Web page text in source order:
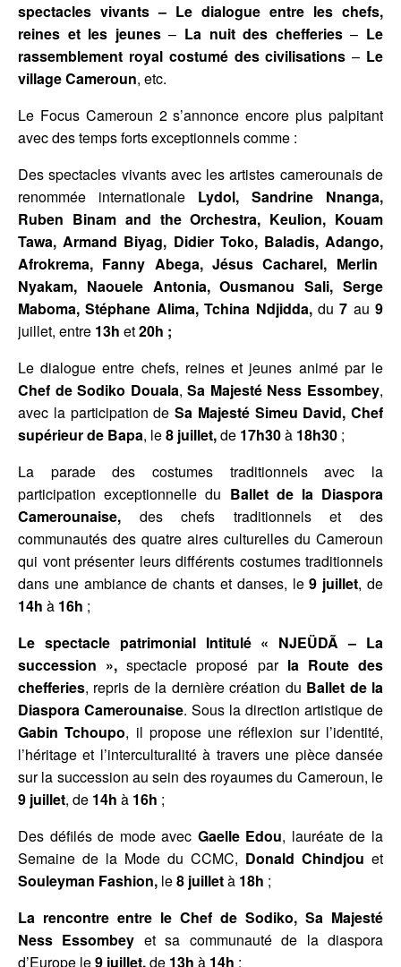
spectacles vivants – Le dialogue entre les chefs,
reines et les jeunes– La nuit des chefferies– Le
rassemblement royal costumé des civilisations– Le
village Cameroun, etc.
Le Focus Cameroun 2 s’annonce encore plus palpitant
avec des temps forts exceptionnels comme :
Des spectacles vivants avec les artistes camerounais de
renommée internationale Lydol, Sandrine Nnanga,
Ruben Binam and the Orchestra, Keulion, Kouam
Tawa, Armand Biyag, Didier Toko, Baladis, Adango,
Afrokrema, Fanny Abega, Jésus Cacharel, Merlin
Nyakam, Naouele Antonia, Ousmanou Sali, Serge
Maboma, Stéphane Alima, Tchina Ndjidda, du 7 au 9
juillet, entre 13h et20h ;
Le dialogue entre chefs, reines et jeunes animé par le
Chef de Sodiko Douala,Sa Majesté Ness Essombey,
avec la participation de Sa Majesté Simeu David, Chef
supérieur de Bapa, le8 juillet,de 17h30à 18h30 ;
La parade des costumes traditionnels avec la
participation exceptionnelle du Ballet de la Diaspora
Camerounaise, des chefs traditionnels et des
communautés des quatre aires culturelles du Cameroun
qui vont présenter leurs différents costumes traditionnels
dans une ambiance de chants et danses, le9 juillet, de
14h à 16h ;
Le spectacle patrimonial Intitulé « NJEÜDÃ – La
succession »,spectacle proposé par la Route des
chefferies, repris de la dernière création du Ballet de la
Diaspora Camerounaise. Sous la direction artistique de
Gabin Tchoupo, il propose une réflexion sur l’identité,
l’héritage et l’interculturalité à travers une pièce dansée
sur la succession au sein des royaumes du Cameroun, le
9 juillet, de 14h à 16h ;
Des défilés de mode avec Gaelle Edou, lauréate de la
Semaine de la Mode du CCMC, Donald Chindjou et
Souleyman Fashion, le8 juilletà 18h ;
La rencontre entre le Chef de Sodiko, Sa Majesté
Ness Essombey et sa communauté de la diaspora
d’Europe le9 juillet,de 13h à 14h ;